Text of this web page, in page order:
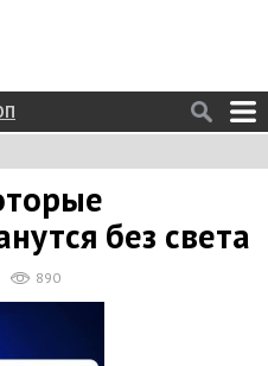
без света
890